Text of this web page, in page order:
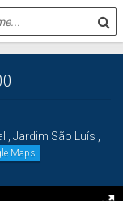
Jardim São Luís
Maps